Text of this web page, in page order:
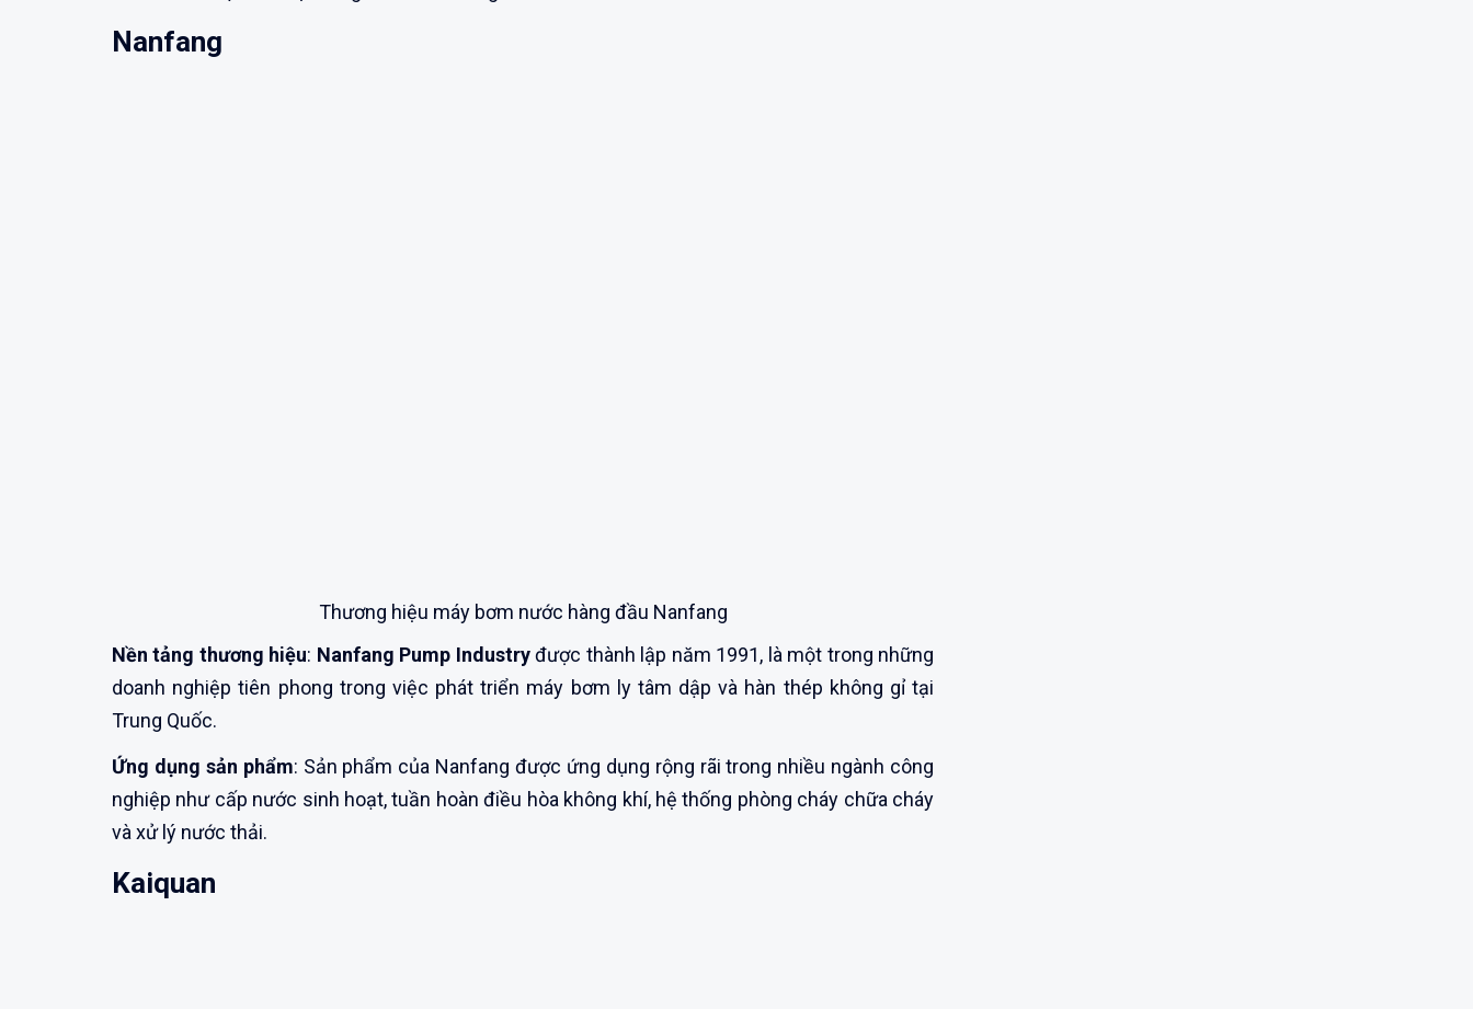
Nanfang
Thương hiệu máy bơm nước hàng đầu Nanfang
Nền tảng thương hiệu: Nanfang Pump Industryđược thành lập năm 1991, là một trong những
doanh nghiệp tiên phong trong việc phát triển máy bơm ly tâm dập và hàn thép không gỉ tại
Trung Quốc.
Ứng dụng sản phẩm: Sản phẩm của Nanfang được ứng dụng rộng rãi trong nhiều ngành công
nghiệp như cấp nước sinh hoạt, tuần hoàn điều hòa không khí, hệ thống phòng cháy chữa cháy
và xử lý nước thải.
Kaiquan